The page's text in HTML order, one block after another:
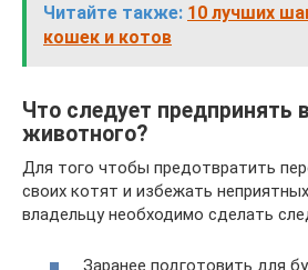
Читайте также: 10 лучших
кошек и котов
Что следует предпринять
животного?
Для того чтобы предотвратить
своих котят и избежать
владельцу необходимо сделать
Заранее подготовить для